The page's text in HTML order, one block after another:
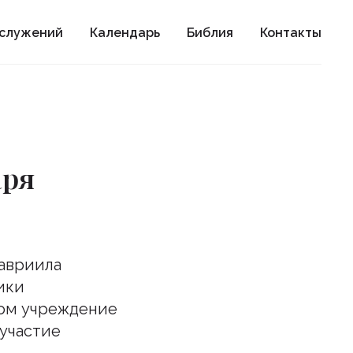
Календарь Библия Контакты
учреждение